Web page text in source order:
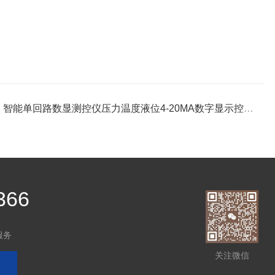
智能单回路数显测控仪压力温度液位4-20MA数字显示控制仪表220V
务
关注微信